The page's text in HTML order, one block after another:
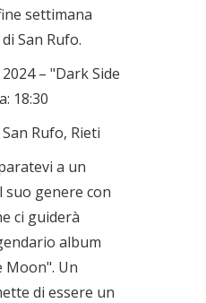
settimana
San Rufo.
– "Dark Side
18:30
Rufo, Rieti
a un
suo genere con
ci guiderà
album
Moon". Un
di essere un